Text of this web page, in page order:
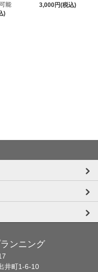
能
)
3,000円(税込)
ンニング
井町1-6-10